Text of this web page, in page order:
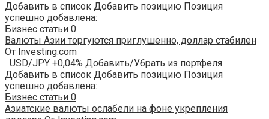
Добавить в список Добавить позицию Позиция
успешно добавлена:
Бизнес статьи 0
Валюты Азии торгуются приглушенно, доллар стабилен
От Investing.com
USD/JPY +0,04% Добавить/Убрать из портфеля
Добавить в список Добавить позицию Позиция
успешно добавлена:
Бизнес статьи 0
Азиатские валюты ослабели на фоне укрепления